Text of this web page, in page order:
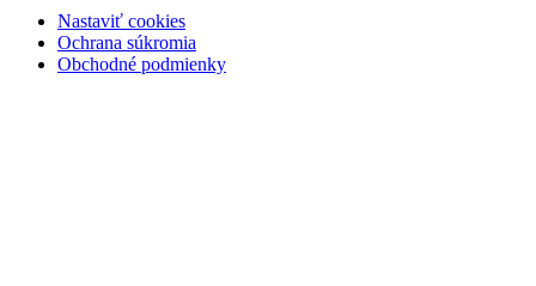
Nastaviť cookies
Ochrana súkromia
Obchodné podmienky